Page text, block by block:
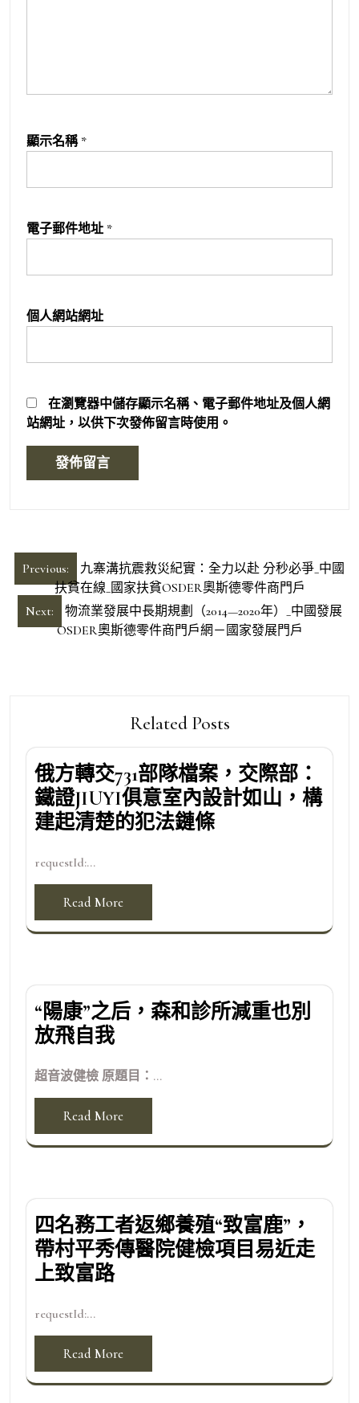
顯示名稱 *
電子郵件地址 *
個人網站網址
在瀏覽器中儲存顯示名稱、電子郵件地址及個人網
站網址，以供下次發佈留言時使用。
文
章
導
Previous:
九寨溝抗震救災紀實：全力以赴 分秒必爭_中國
扶貧在線_國家扶貧OSDER奧斯德零件商門戶
Next:
物流業發展中長期規劃（2014—2020年）_中國發展
OSDER奧斯德零件商門戶網－國家發展門戶
Related Posts
俄方轉交731部隊檔案，交際部：
鐵證JIUYI俱意室內設計如山，構
建起清楚的犯法鏈條
requestId:...
Read More
“陽康”之后，森和診所減重也別
放飛自我
超音波健檢 原題目：...
Read More
四名務工者返鄉養殖“致富鹿”，
帶村平秀傳醫院健檢項目易近走
上致富路
requestId:...
Read More